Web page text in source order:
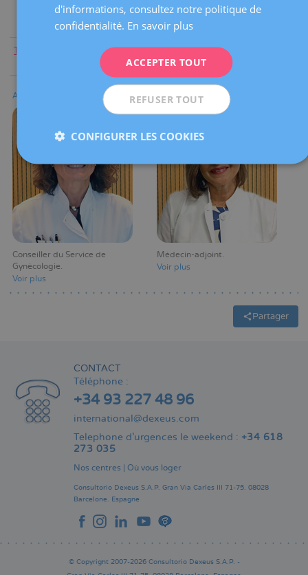
Tout le monde |B|C|D|E|F|G|H|I|J|
Q |S|T|U|V|W|X |
Alicia Úbeda Hernández
Conseiller du Service de
Gynécologie
Voir plus
Rosaima M. Ugas Weeden
Médecin-adjoint
Voir plus
Partager
CONTACT
Téléphone :
+34 93 227 48 96
international@dexeus.com
Telephone d’urgences le weekend : +34 618
273 035
Nos centres Où vous loger
Consultorio Dexeus S.A.P. Gran Via Carles III 71-75. 08028
Barcelone. Espagne
© Copyright 2007-2026 Consultorio Dexeus S.A.P. -
d'informations, consultez notre politique de
confidentialité. En savoir plus
ACCEPTER TOUT
REFUSER TOUT
CONFIGURER LES COOKIES